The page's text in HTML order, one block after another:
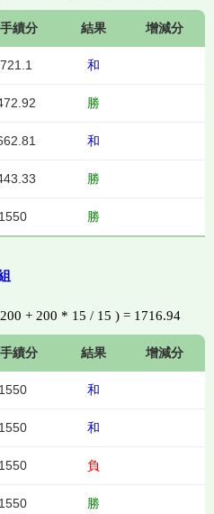
績分 結果 增減分
和
勝
和
勝
1550 勝
+ 200 * 15 / 15 ) = 1716.94
績分 結果 增減分
1550 和
1550 和
1550 負
1550 勝